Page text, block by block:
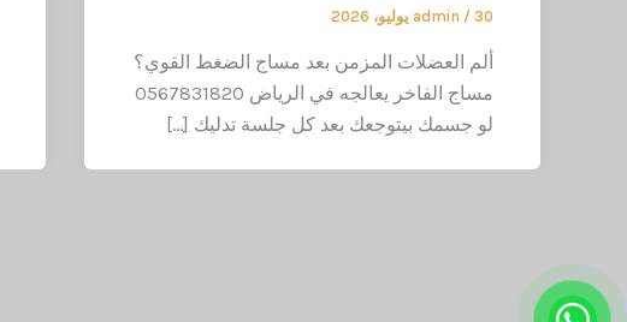
admin / 30 يوليو، 2026
ألم العضلات المزمن بعد مساج الضغط القوي؟
مساج الفاخر يعالجه في الرياض 0567831820
لو جسمك بيتوجعك بعد كل جلسة تدليك […]